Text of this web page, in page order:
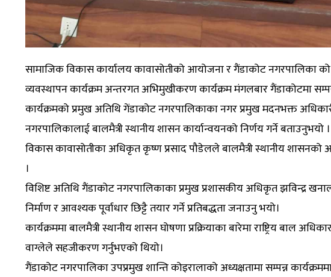
सामाजिक विकास कार्यालय कावासोतीको आयोजना र गैंडाकोट नगरपालिका को
व्यवस्थापन कार्यक्रम अन्तरगत अभिमुखीकरण कार्यक्रम मंगलबार गैंडाकोटमा
कार्यक्रमको प्रमुख अतिथि गेंडाकोट नगरपालिकाका नगर प्रमुख मदनभक्त
नगरपालिकालाई बालमैत्री स्थानीय शासन कार्यान्वयनको निर्णय गर्ने बताउनुभयो
विकास कावासोतीका अधिकृत कृष्ण प्रसाद पौडेलले बालमैत्री स्थानीय शासनको
।
विशिष्ट अतिथि गैंडाकोट नगरपालिकाका प्रमुख प्रशासकीय अधिकृत झविन्द्र
निर्माण र आवश्यक पूर्वाधार छिट्टै तयार गर्ने प्रतिबद्धता जनाउनु भयो।
कार्यक्रममा बालमैत्री स्थानीय शासन घोषणा प्रक्रियाका बारेमा राष्ट्रिय बाल
वाग्लेले सहजीकरण गर्नुभएको थियो।
गैंडाकोट नगरपालिका उपप्रमुख शान्ति कोइरालाको अध्यक्षतामा सम्पन्न